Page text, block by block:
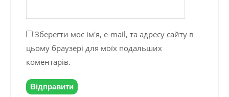
Зберегти моє ім'я, e-mail, та адресу сайту в
цьому браузері для моїх подальших
коментарів.